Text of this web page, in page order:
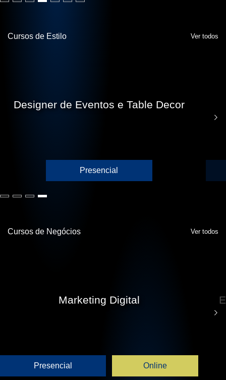
Cursos de Estilo Ver todos
Designer de Eventos e Table Decor
Presencial
Cursos de Negócios Ver todos
Marketing Digital
Presencial Online